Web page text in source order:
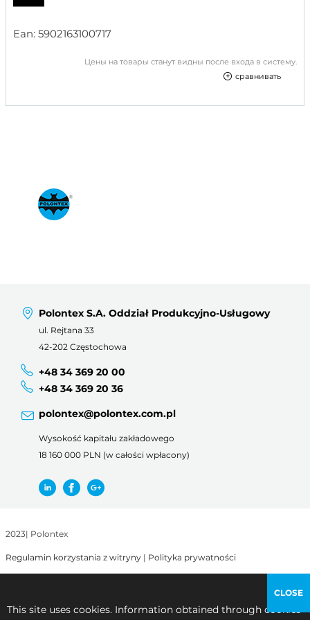
This site uses cookies. Information obtained through cookies
CLOSE
Ean: 5902163100717
Цены на товары станут видны после входа в систему.
сравнивать
Polontex S.A. Oddział Produkcyjno-Usługowy
ul. Rejtana 33
42-202 Częstochowa
+48 34 369 20 00
+48 34 369 20 36
polontex@polontex.com.pl
Wysokość kapitału zakładowego
18 160 000 PLN (w całości wpłacony)
2023| Polontex
Regulamin korzystania z witryny | Polityka prywatności